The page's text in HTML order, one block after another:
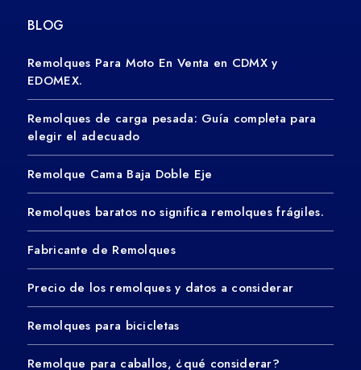
BLOG
Remolques Para Moto En Venta en CDMX y
EDOMEX.
Remolques de carga pesada: Guía completa para
elegir el adecuado
Remolque Cama Baja Doble Eje
Remolques baratos no significa remolques frágiles.
Fabricante de Remolques
Precio de los remolques y datos a considerar
Remolques para bicicletas
Remolque para caballos, ¿qué considerar?